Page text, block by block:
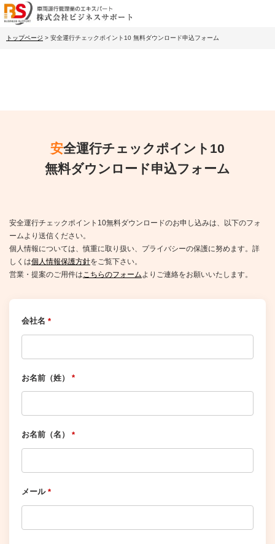
トップページ > 安全運行チェックポイント10 無料ダウンロード申込フォーム
安全運行チェックポイント10
無料ダウンロード申込フォーム
安全運行チェックポイント10無料ダウンロードのお申し込みは、以下のフォ
ームより送信ください。
個人情報については、慎重に取り扱い、プライバシーの保護に努めます。詳
しくは個人情報保護方針をご覧下さい。
営業・提案のご用件は こちらのフォーム よりご連絡をお願いいたします。
会社名 *
お名前（姓） *
お名前（名） *
メール *